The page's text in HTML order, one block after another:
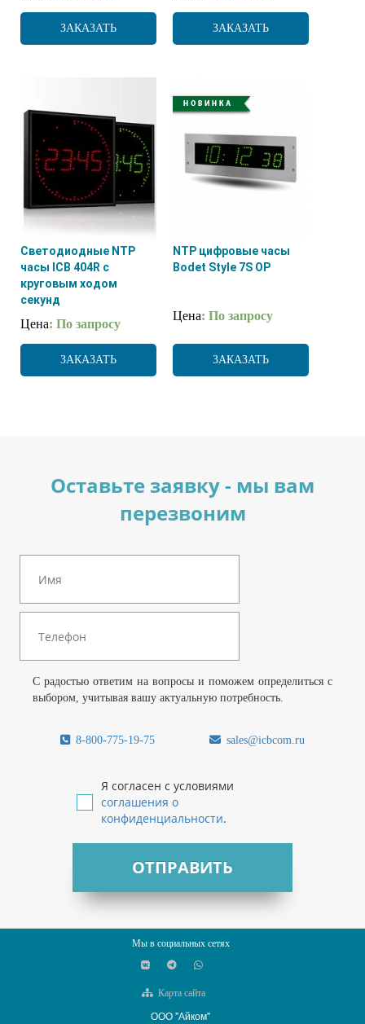
ЗАКАЗАТЬ ЗАКАЗАТЬ
Светодиодные NTP
часы ICB 404R с
круговым ходом
секунд
Цена: По запросу
ЗАКАЗАТЬ
NTP цифровые часы
Bodet Style 7S OP
Цена: По запросу
ЗАКАЗАТЬ
Оставьте заявку - мы вам
перезвоним
С радостью ответим на вопросы и поможем определиться с
выбором, учитывая вашу актуальную потребность.
8-800-775-19-75 sales@icbcom.ru
Я согласен с условиями
соглашения о
конфиденциальности.
ОТПРАВИТЬ
Мы в социальных сетях
Карта сайта
ООО "Айком"